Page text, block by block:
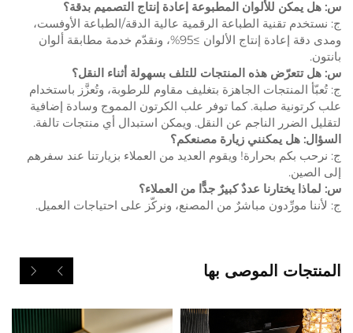
س: هل يمكن للألوان المطبوعة إعادة إنتاج التصميم بدقة؟
ج: نستخدم تقنية الطباعة الرقمية عالية الدقة/الطباعة الأوفست،
ومدى دقة إعادة إنتاج الألوان ≥95%، ونقدّم خدمة مطابقة ألوان
بانتون.
س: هل تتعرّض هذه المنتجات للتلف بسهولة أثناء النقل؟
ج: تُعبّأ المنتجات الجاهزة بتغليف مقاوم للرطوبة، وتُعزَّز باستخدام
علب كرتونية صلبة. كما توفر علب الكرتون المموج وسادة إضافية
لتقليل الضرر الناجم عن النقل. ويمكن استبدال أي منتجات تالفة.
السؤال: هل يمكنني زيارة مصنعكم؟
ج: نرحب بكم بحرارة! ويقوم العديد من العملاء بزيارتنا عند سفرهم
إلى الصين.
س: لماذا يختارنا عددٌ كبيرٌ جدًّا من العملاء؟
ج: لأننا مورِّدون مباشرٌ من المصنع، ونركّز على احتياجات العميل.
المنتجات الموصى بها